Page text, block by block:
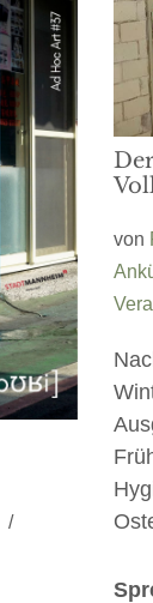
von